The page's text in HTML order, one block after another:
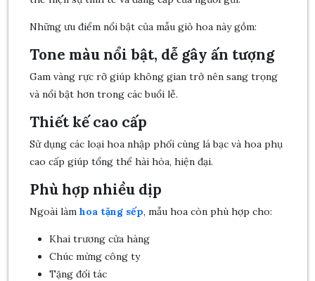
Những ưu điểm nổi bật của mẫu giỏ hoa này gồm:
Tone màu nổi bật, dễ gây ấn tượng
Gam vàng rực rỡ giúp không gian trở nên sang trọng
và nổi bật hơn trong các buổi lễ.
Thiết kế cao cấp
Sử dụng các loại hoa nhập phối cùng lá bạc và hoa phụ
cao cấp giúp tổng thể hài hòa, hiện đại.
Phù hợp nhiều dịp
Ngoài làm hoa tặng sếp, mẫu hoa còn phù hợp cho:
Khai trương cửa hàng
Chúc mừng công ty
Tặng đối tác